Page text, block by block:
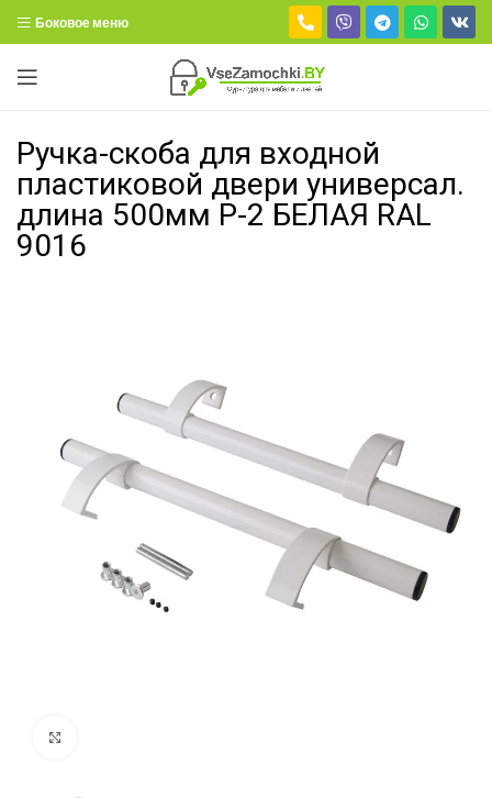
Боковое меню
Ручка-скоба для входной
пластиковой двери универсал.
длина 500мм Р-2 БЕЛАЯ RAL
9016